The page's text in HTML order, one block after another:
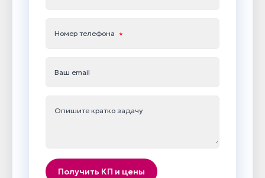
Номер телефона
Ваш email
Опишите кратко задачу
Получить КП и цены